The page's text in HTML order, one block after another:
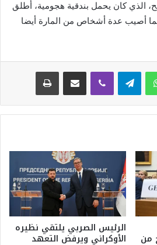
الذي كان يحمل بندقية هجومية، أطلق
أصيب عدة أشخاص من المارة أيضا
واتساب تيلقرام
من
الرئيس الصربي يلتقي نظيره
الأوكراني ويرفض التعهد